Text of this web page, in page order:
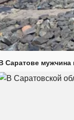
Саратове мужчина